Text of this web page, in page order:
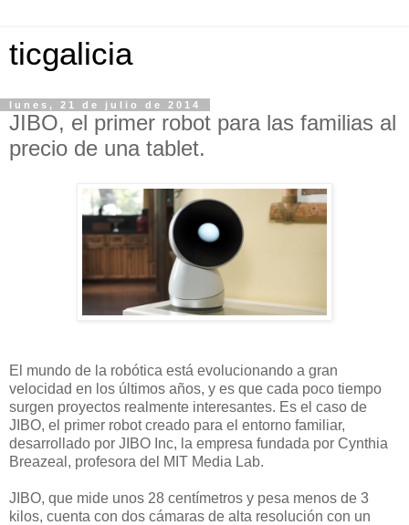
ticgalicia
lunes, 21 de julio de 2014
JIBO, el primer robot para las familias al
precio de una tablet.
El mundo de la robótica está evolucionando a gran
velocidad en los últimos años, y es que cada poco tiempo
surgen proyectos realmente interesantes. Es el caso de
JIBO, el primer robot creado para el entorno familiar,
desarrollado por JIBO Inc, la empresa fundada por Cynthia
Breazeal, profesora del MIT Media Lab.
JIBO, que mide unos 28 centímetros y pesa menos de 3
kilos, cuenta con dos cámaras de alta resolución con un